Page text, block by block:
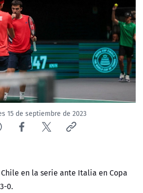
15 de septiembre de 2023
en la serie ante Italia en Copa
0.